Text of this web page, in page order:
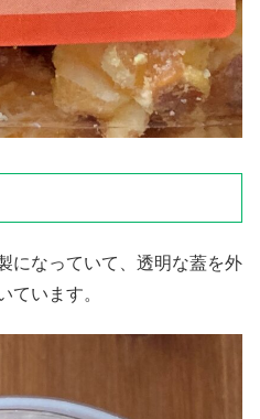
になっていて、透明な蓋を外
ています。